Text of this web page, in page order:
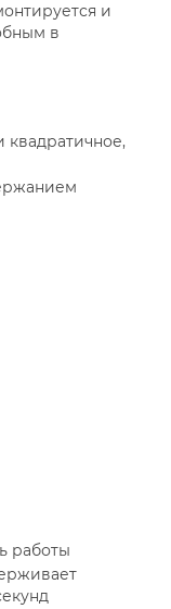
и
в
работы